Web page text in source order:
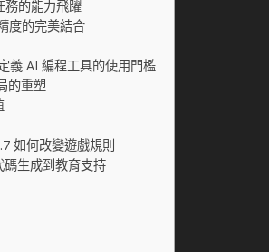
務的能力飛躍
度的完美結合
義 AI 編程工具的使用門檻
的重塑
如何改變遊戲規則
生成到教育支持